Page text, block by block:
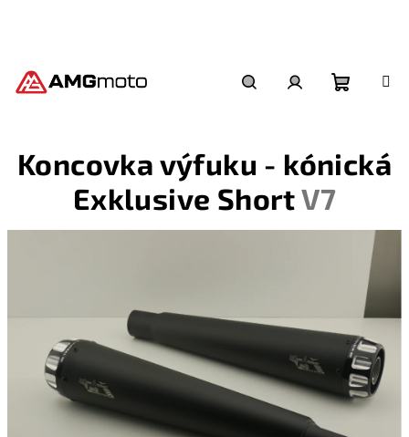
košík
Koncovka výfuku - kónická
Exklusive ShortV7